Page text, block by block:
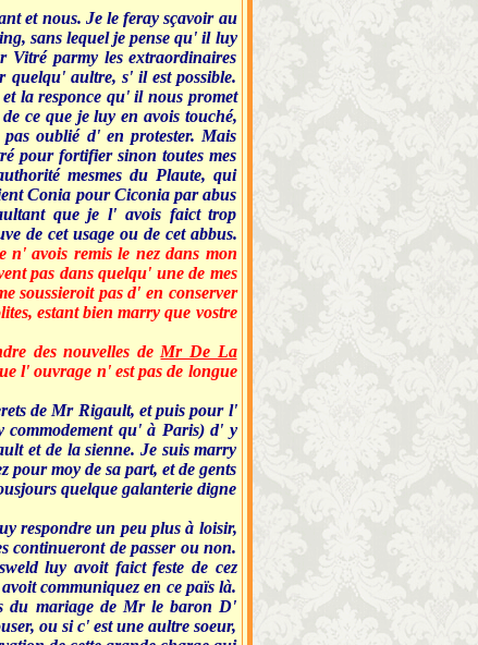
et nous. Je le feray sçavoir au
sans lequel je pense qu' il luy
Vitré parmy les extraordinaires
quelqu' aultre, s' il est possible.
la responce qu' il nous promet
ce que je luy en avois touché,
oublié d' en protester. Mais
pour fortifier sinon toutes mes
mesmes du Plaute, qui
Conia pour Ciconia par abus
que je l' avois faict trop
de cet usage ou de cet abbus.
n' avois remis le nez dans mon
pas dans quelqu' une de mes
soussieroit pas d' en conserver
estant bien marry que vostre
des nouvelles de Mr De La
l' ouvrage n' est pas de longue
de Mr Rigault, et puis pour l'
commodement qu' à Paris) d' y
et de la sienne. Je suis marry
pour moy de sa part, et de gents
quelque galanterie digne
respondre un peu plus à loisir,
continueront de passer ou non.
luy avoit faict feste de cez
communiquez en ce païs là.
du mariage de Mr le baron D'
ou si c' est une aultre soeur,